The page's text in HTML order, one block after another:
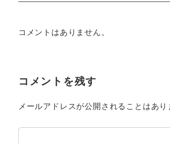
コメントはありません。
コメントを残す
メールアドレスが公開されることはあり